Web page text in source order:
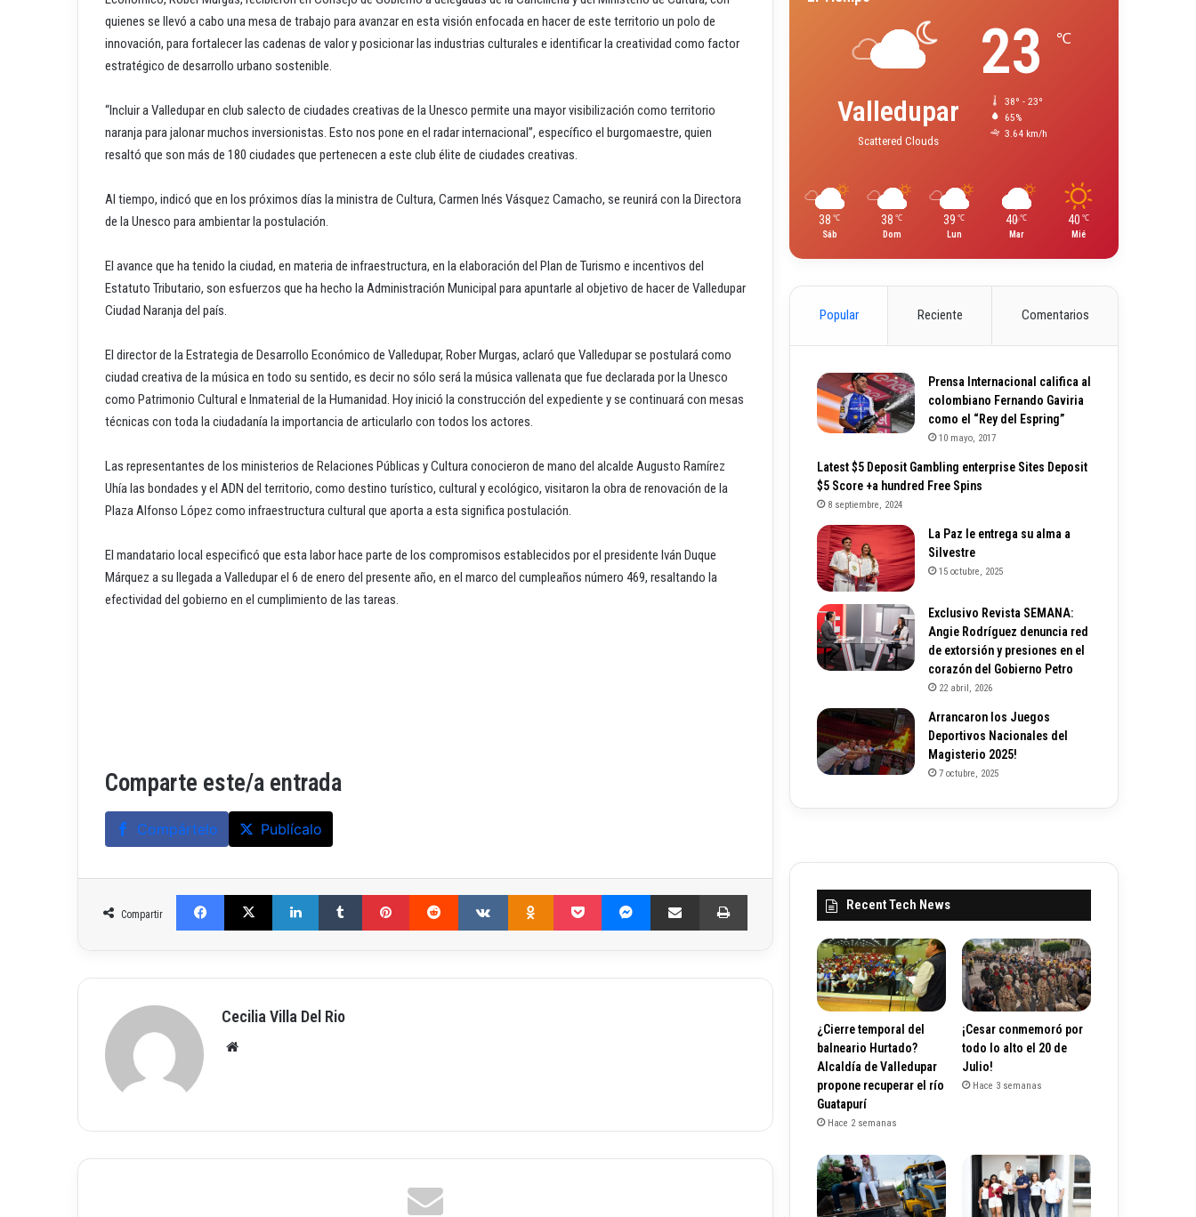
quienes se llevó a cabo una mesa de trabajo para avanzar en esta visión enfocada en hacer de este territorio un polo de
innovación, para fortalecer las cadenas de valor y posicionar las industrias culturales e identificar la creatividad como factor
estratégico de desarrollo urbano sostenible.
“Incluir a Valledupar en club salecto de ciudades creativas de la Unesco permite una mayor visibilización como territorio
naranja para jalonar muchos inversionistas. Esto nos pone en el radar internacional”, específico el burgomaestre, quien
resaltó que son más de 180 ciudades que pertenecen a este club élite de ciudades creativas.
Al tiempo, indicó que en los próximos días la ministra de Cultura, Carmen Inés Vásquez Camacho, se reunirá con la Directora
de la Unesco para ambientar la postulación.
El avance que ha tenido la ciudad, en materia de infraestructura, en la elaboración del Plan de Turismo e incentivos del
Estatuto Tributario, son esfuerzos que ha hecho la Administración Municipal para apuntarle al objetivo de hacer de Valledupar
Ciudad Naranja del país.
El director de la Estrategia de Desarrollo Económico de Valledupar, Rober Murgas, aclaró que Valledupar se postulará como
ciudad creativa de la música en todo su sentido, es decir no sólo será la música vallenata que fue declarada por la Unesco
como Patrimonio Cultural e Inmaterial de la Humanidad. Hoy inició la construcción del expediente y se continuará con mesas
técnicas con toda la ciudadanía la importancia de articularlo con todos los actores.
Las representantes de los ministerios de Relaciones Públicas y Cultura conocieron de mano del alcalde Augusto Ramírez
Uhía las bondades y el ADN del territorio, como destino turístico, cultural y ecológico, visitaron la obra de renovación de la
Plaza Alfonso López como infraestructura cultural que aporta a esta significa postulación.
El mandatario local especificó que esta labor hace parte de los compromisos establecidos por el presidente Iván Duque
Márquez a su llegada a Valledupar el 6 de enero del presente año, en el marco del cumpleaños número 469, resaltando la
efectividad del gobierno en el cumplimiento de las tareas.
Comparte este/a entrada
Compártelo Publícalo
Compartir
Facebook X LinkedIn Tumblr Pinterest Reddit VKontakte Odnoklassniki Pocket Messenger Compartir por correo electrónico
Cecilia Villa Del Rio
Valledupar
Scattered Clouds
23 ℃
38º - 23º
65%
3.64 km/h
38 ℃
Sáb
38 ℃
Dom
39 ℃
Lun
40 ℃
Mar
40 ℃
Mié
Popular Reciente Comentarios
Prensa Internacional califica al
colombiano Fernando Gaviria
como el “Rey del Espring”
10 mayo, 2017
Latest $5 Deposit Gambling enterprise Sites Deposit
$5 Score +a hundred Free Spins
8 septiembre, 2024
La Paz le entrega su alma a
Silvestre
15 octubre, 2025
Exclusivo Revista SEMANA:
Angie Rodríguez denuncia red
de extorsión y presiones en el
corazón del Gobierno Petro
22 abril, 2026
Arrancaron los Juegos
Deportivos Nacionales del
Magisterio 2025!
7 octubre, 2025
Recent Tech News
¿Cierre temporal del
balneario Hurtado?
Alcaldía de Valledupar
propone recuperar el río
Guatapurí
Hace 2 semanas
¡Cesar conmemoró por
todo lo alto el 20 de
Julio!
Hace 3 semanas